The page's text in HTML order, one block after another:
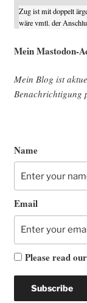
Zug ist mit doppelt
wäre vmtl. der
Mein Mast­o­don-
Mein Blog ist
Benach­rich­ti­gung
Name
Email
Please read our